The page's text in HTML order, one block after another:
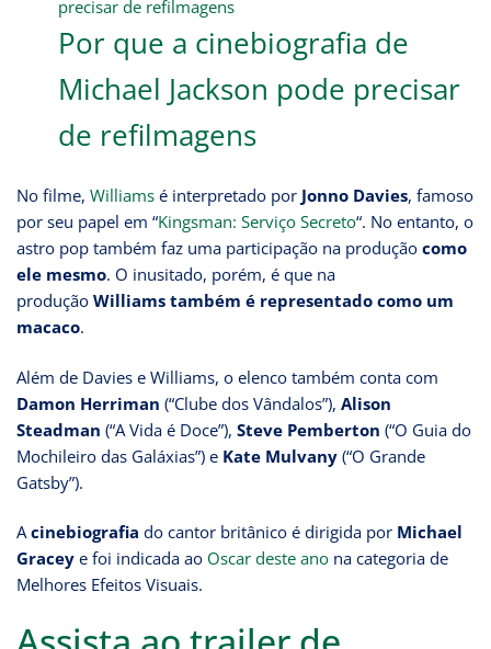
Por que a cinebiografia de
Michael Jackson pode precisar
de refilmagens
No filme, Williams é interpretado por Jonno Davies, famoso
por seu papel em “Kingsman: Serviço Secreto“. No entanto, o
astro pop também faz uma participação na produção como
ele mesmo. O inusitado, porém, é que na
produção Williams também é representado como um
macaco.
Além de Davies e Williams, o elenco também conta com
Damon Herriman (“Clube dos Vândalos”), Alison
Steadman (“A Vida é Doce”), Steve Pemberton (“O Guia do
Mochileiro das Galáxias”) e Kate Mulvany (“O Grande
Gatsby”).
A cinebiografia do cantor britânico é dirigida por Michael
Gracey e foi indicada ao Oscar deste ano na categoria de
Melhores Efeitos Visuais.